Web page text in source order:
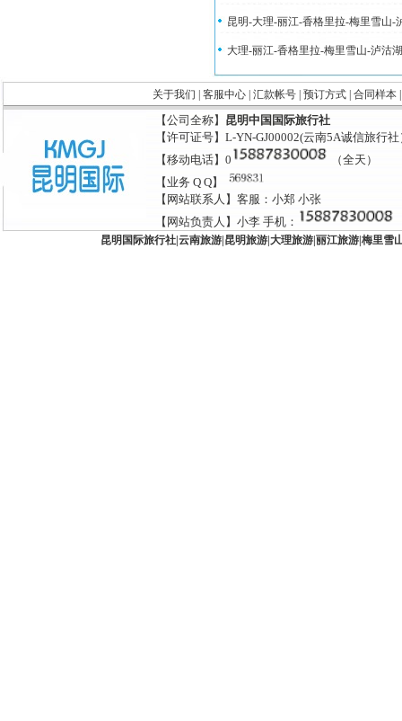
昆明-大理-丽江-香格里拉-梅里雪山-
大理-丽江-香格里拉-梅里雪山-泸沽
关于我们 客服中心| 汇款帐号| 预订方式| 合同样本
【公司全称】 昆明中国国际旅行社
【许可证号】L-YN-GJ00002(云南5A诚信旅行社
【移动电话】0
（全天）
【业务 Q Q】
【网站联系人】客服：小郑 小张
【网站负责人】小李 手机：
昆明国际旅行社| 云南旅游| 昆明旅游| 大理旅游| 丽江旅游| 梅里雪